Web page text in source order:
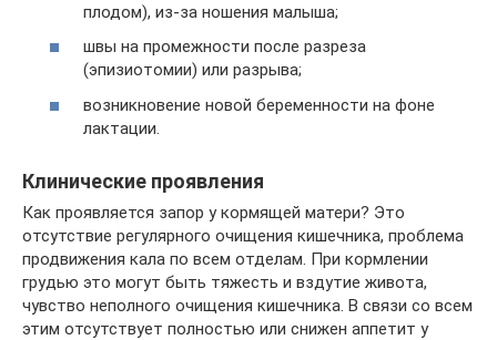
плодом), из-за ношения малыша;
швы на промежности после разреза
(эпизиотомии) или разрыва;
возникновение новой беременности на фоне
лактации.
Клинические проявления
Как проявляется запор у кормящей матери? Это
отсутствие регулярного очищения кишечника, проблема
продвижения кала по всем отделам. При кормлении
грудью это могут быть тяжесть и вздутие живота,
чувство неполного очищения кишечника. В связи со всем
этим отсутствует полностью или снижен аппетит у